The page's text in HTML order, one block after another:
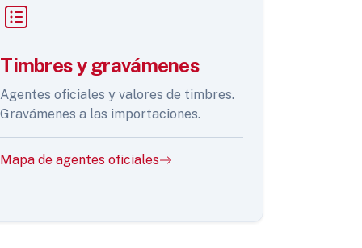
Timbres y gravámenes
Agentes oficiales y valores de timbres.
Gravámenes a las importaciones.
Mapa de agentes oficiales